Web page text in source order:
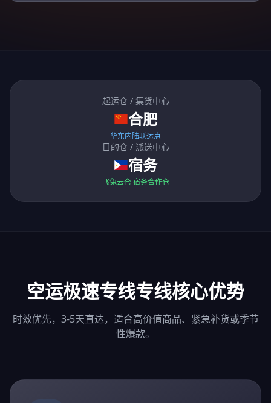
起运仓 / 集货中心
合肥
华东内陆联运点
目的仓 / 派送中心
宿务
飞兔云仓 宿务合作仓
空运极速专线专线核心优势
时效优先，3-5天直达，适合高价值商品、紧急补货或季节
性爆款。